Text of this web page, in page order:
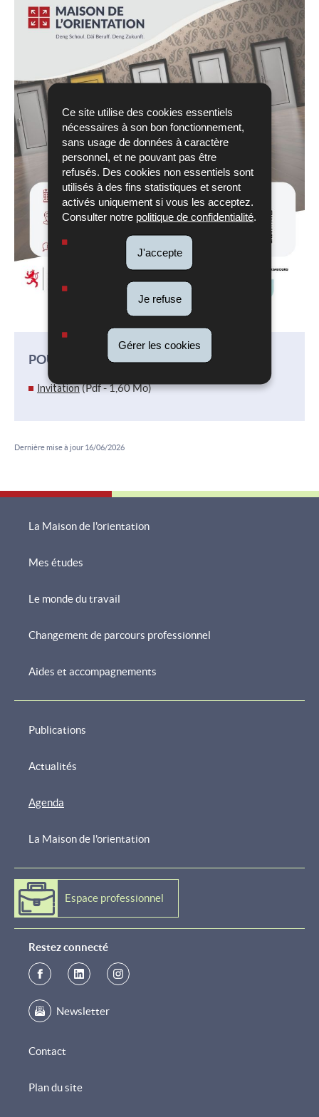
Ce site utilise des cookies essentiels
nécessaires à son bon fonctionnement,
sans usage de données à caractère
personnel, et ne pouvant pas être
refusés. Des cookies non essentiels sont
utilisés à des fins statistiques et seront
activés uniquement si vous les acceptez.
Consulter notre politique de confidentialité
J'accepte
Je refuse
Gérer les cookies
POUR EN SAVOIR PLUS
Invitation(Pdf - 1,60 Mo)
Dernière mise à jour 16/06/2026
de
navigation
La Maison de l'orientation
Mes études
Le monde du travail
Changement de parcours professionnel
Aides et accompagnements
Publications
Actualités
Agenda
La Maison de l'orientation
Espace professionnel
Restez connecté
Newsletter
Contact
Plan du site